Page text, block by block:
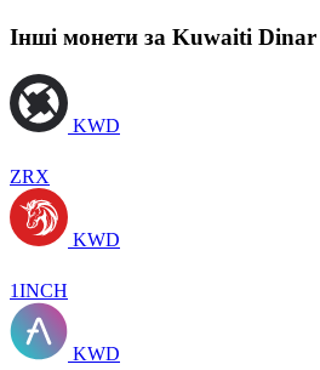
Інші монети за Kuwaiti
KWD
ZRX
KWD
1INCH
KWD